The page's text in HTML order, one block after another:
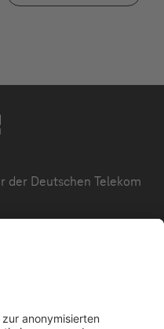
Deutschen Telekom